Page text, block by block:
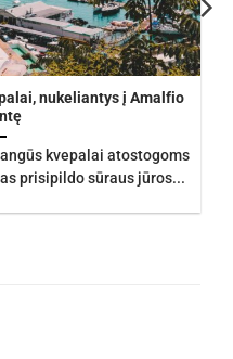
nukeliantys į Amalfio
kvepalai atostogoms
prisipildo sūraus jūros...